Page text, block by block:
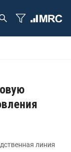
линия